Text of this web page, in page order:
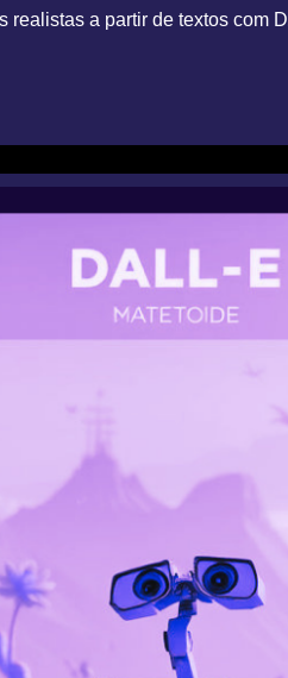
realistas a partir de textos com